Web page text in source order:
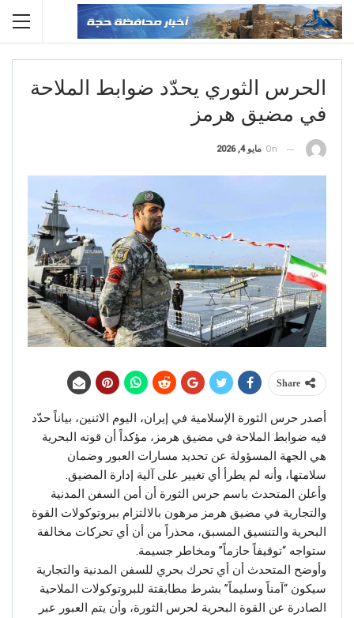
الحرس الثوري يحدّد ضوابط الملاحة
في مضيق هرمز
On مايو 4, 2026
Share
أصدر حرس الثورة الإسلامية في إيران، اليوم الاثنين، بياناً حدّد
فيه ضوابط الملاحة في مضيق هرمز، مؤكداً أن قوته البحرية
هي الجهة المسؤولة عن تحديد مسارات العبور وضمان
سلامتها، وأنه لم يطرأ أي تغيير على آلية إدارة المضيق.
وأعلن المتحدث باسم حرس الثورة أن أمن السفن المدنية
والتجارية في مضيق هرمز مرهون بالالتزام ببروتوكولات القوة
البحرية والتنسيق المسبق، محذراً من أن أي تحركات مخالفة
ستواجه “توقيفاً حازماً” ومخاطر جسيمة.
وأوضح المتحدث أن أي تحرك بحري للسفن المدنية والتجارية
سيكون “آمناً وسليماً” بشرط مطابقتة للبروتوكولات الملاحية
الصادرة عن القوة البحرية لحرس الثورة، وأن يتم العبور عبر